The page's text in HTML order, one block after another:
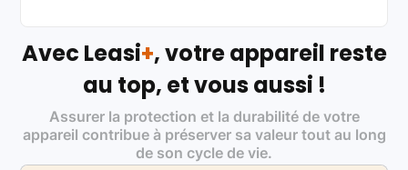
Avec Leasi+, votre appareil reste
au top, et vous aussi !
Assurer la protection et la durabilité de votre
appareil contribue à préserver sa valeur tout au long
de son cycle de vie.